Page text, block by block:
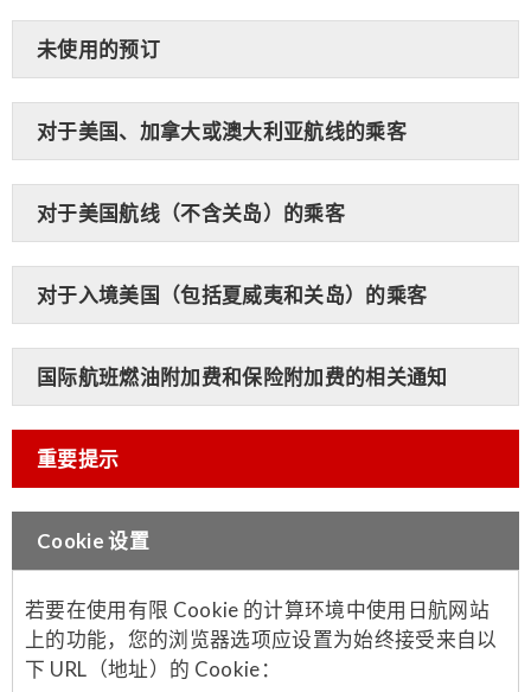
未使用的预订
对于美国、加拿大或澳大利亚航线的乘客
对于美国航线（不含关岛）的乘客
对于入境美国（包括夏威夷和关岛）的乘客
国际航班燃油附加费和保险附加费的相关通知
重要提示
Cookie 设置
若要在使用有限 Cookie 的计算环境中使用日航网站
上的功能，您的浏览器选项应设置为始终接受来自以
下 URL（地址）的 Cookie：